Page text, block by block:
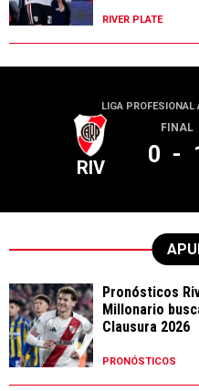
RIVER PLATE
LIGA PROFESIONAL
RIV
FINAL
0 -
Pronósticos
Millonario
Clausura 2026
PRONÓSTICOS